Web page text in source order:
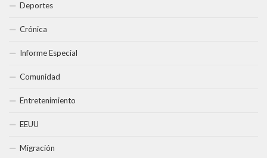
Deportes
Crónica
Informe Especial
Comunidad
Entretenimiento
EEUU
Migración